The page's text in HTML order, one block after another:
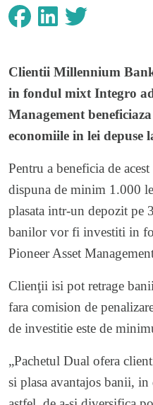
Clientii Millennium Bank
in fondul mixt Integro
Management
economiile in lei depuse
Pentru a beneficia de
dispuna de minim 1.000
plasata intr-un depozit pe
banilor vor fi investiti in
Pioneer Asset
Clienţii isi pot retrage
fara comision de
de investitie este de
„Pachetul Dual ofera
si plasa avantajos banii,